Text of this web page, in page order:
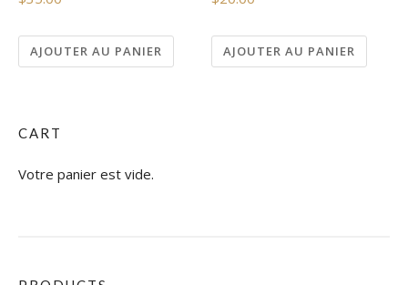
AJOUTER AU PANIER AJOUTER AU PANIER
CART
Votre panier est vide.